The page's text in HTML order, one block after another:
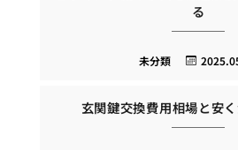
る
未分類
玄関鍵交換費用相場と安